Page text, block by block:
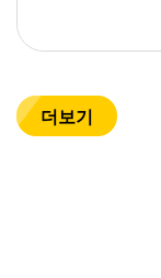
더보기